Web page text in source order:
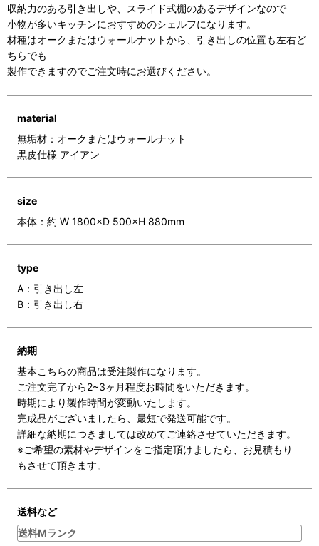
収納力のある引き出しや、スライド式棚のあるデザインなので
小物が多いキッチンにおすすめのシェルフになります。
材種はオークまたはウォールナットから、引き出しの位置も左右ど
ちらでも
製作できますのでご注文時にお選びください。
material
無垢材：オークまたはウォールナット
黒皮仕様 アイアン
size
本体：約 W 1800×D 500×H 880mm
type
A：引き出し左
B：引き出し右
納期
基本こちらの商品は受注製作になります。
ご注文完了から2~3ヶ月程度お時間をいただきます。
時期により製作時間が変動いたします。
完成品がございましたら、最短で発送可能です。
詳細な納期につきましては改めてご連絡させていただきます。
※ご希望の素材やデザインをご指定頂けましたら、お見積もり
もさせて頂きます。
送料など
送料Mランク